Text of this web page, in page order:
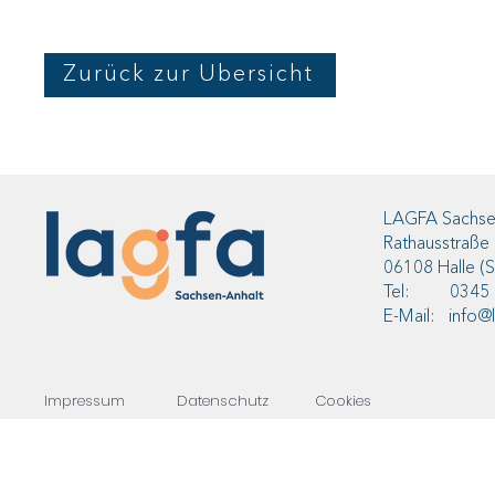
Zurück zur Übersicht
LAGFA
Rathausstraße
06108 Halle
Tel: 0345
E-Mail:
Impressum Datenschutz Cookies